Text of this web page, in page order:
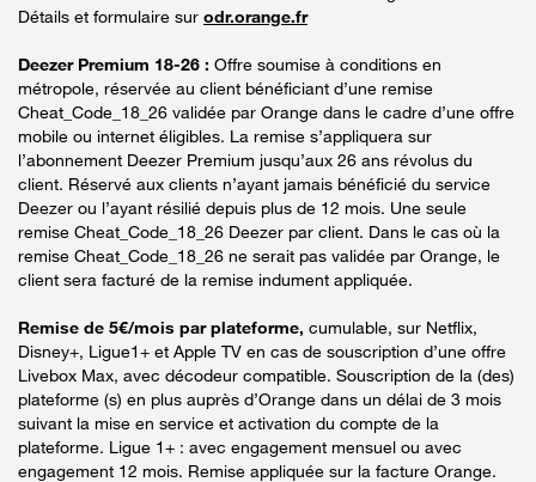
Détails et formulaire sur odr.orange.fr
Deezer Premium 18-26 : Offre soumise à conditions en
métropole, réservée au client bénéficiant d’une remise
Cheat_Code_18_26 validée par Orange dans le cadre d’une offre
mobile ou internet éligibles. La remise s’appliquera sur
l’abonnement Deezer Premium jusqu’aux 26 ans révolus du
client. Réservé aux clients n’ayant jamais bénéficié du service
Deezer ou l’ayant résilié depuis plus de 12 mois. Une seule
remise Cheat_Code_18_26 Deezer par client. Dans le cas où la
remise Cheat_Code_18_26 ne serait pas validée par Orange, le
client sera facturé de la remise indument appliquée.
Remise de 5€/mois par plateforme, cumulable, sur Netflix,
Disney+, Ligue1+ et Apple TV en cas de souscription d’une offre
Livebox Max, avec décodeur compatible. Souscription de la (des)
plateforme (s) en plus auprès d’Orange dans un délai de 3 mois
suivant la mise en service et activation du compte de la
plateforme. Ligue 1+ : avec engagement mensuel ou avec
engagement 12 mois. Remise appliquée sur la facture Orange.